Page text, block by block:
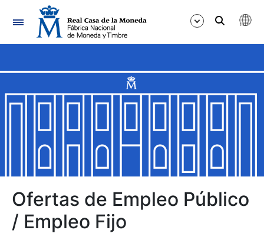
Navegación
Mostrar/Ocultar
Mostrar/Ocultar
Mostrar/Ocultar
Mostrar/Ocultar
Ofertas de Empleo Público
/ Empleo Fijo